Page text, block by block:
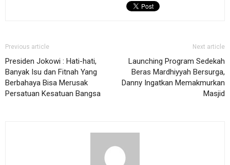
Previous article
Presiden Jokowi : Hati-hati,
Banyak Isu dan Fitnah Yang
Berbahaya Bisa Merusak
Persatuan Kesatuan Bangsa
Next article
Launching Program Sedekah
Beras Mardhiyyah Bersurga,
Danny Ingatkan Memakmurkan
Masjid